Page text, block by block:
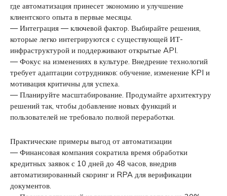
где автоматизация принесет экономию и улучшение
клиентского опыта в первые месяцы.
— Интеграция — ключевой фактор. Выбирайте решения,
которые легко интегрируются с существующей ИТ-
инфраструктурой и поддерживают открытые API.
— Фокус на изменениях в культуре. Внедрение технологий
требует адаптации сотрудников: обучение, изменение KPI и
мотивация критичны для успеха.
— Планируйте масштабирование. Продумайте архитектуру
решений так, чтобы добавление новых функций и
пользователей не требовало полной переработки.
Практические примеры выгод от автоматизации
— Финансовая компания сократила время обработки
кредитных заявок с 10 дней до 48 часов, внедрив
автоматизированный скоринг и RPA для верификации
документов.